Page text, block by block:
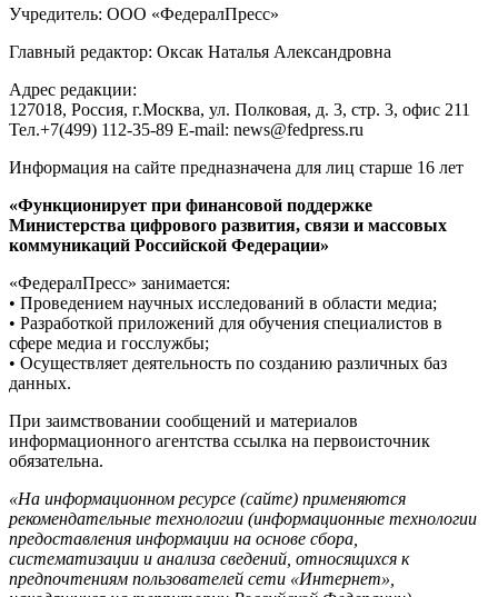
Учредитель: ООО «ФедералПресс»
Главный редактор: Оксак Наталья Александровна
Адрес редакции:
127018, Россия, г.Москва, ул. Полковая, д. 3, стр. 3, офис 211
Тел.+7(499) 112-35-89 E-mail: news@fedpress.ru
Информация на сайте предназначена для лиц старше 16 лет
«Функционирует при финансовой поддержке
Министерства цифрового развития, связи и массовых
коммуникаций Российской Федерации»
«ФедералПресс» занимается:
• Проведением научных исследований в области медиа;
• Разработкой приложений для обучения специалистов в
сфере медиа и госслужбы;
• Осуществляет деятельность по созданию различных баз
данных.
При заимствовании сообщений и материалов
информационного агентства ссылка на первоисточник
обязательна.
«На информационном ресурсе (сайте) применяются
рекомендательные технологии (информационные технологии
предоставления информации на основе сбора,
систематизации и анализа сведений, относящихся к
предпочтениям пользователей сети «Интернет»,